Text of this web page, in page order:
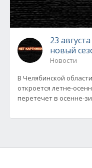
23
новый
Новости
В Челябинской
откроется летне-
перетечет в осенне-